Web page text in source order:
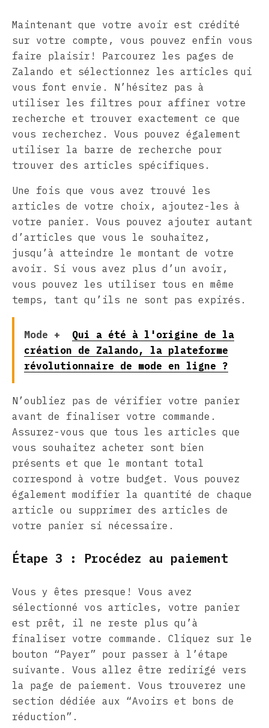
Maintenant que votre avoir est crédité
sur votre compte, vous pouvez enfin vous
faire plaisir! Parcourez les pages de
Zalando et sélectionnez les articles qui
vous font envie. N’hésitez pas à
utiliser les filtres pour affiner votre
recherche et trouver exactement ce que
vous recherchez. Vous pouvez également
utiliser la barre de recherche pour
trouver des articles spécifiques.
Une fois que vous avez trouvé les
articles de votre choix, ajoutez-les à
votre panier. Vous pouvez ajouter autant
d’articles que vous le souhaitez,
jusqu’à atteindre le montant de votre
avoir. Si vous avez plus d’un avoir,
vous pouvez les utiliser tous en même
temps, tant qu’ils ne sont pas expirés.
Mode +
Qui a été à l'origine de la
création de Zalando, la plateforme
révolutionnaire de mode en ligne ?
N’oubliez pas de vérifier votre panier
avant de finaliser votre commande.
Assurez-vous que tous les articles que
vous souhaitez acheter sont bien
présents et que le montant total
correspond à votre budget. Vous pouvez
également modifier la quantité de chaque
article ou supprimer des articles de
votre panier si nécessaire.
Étape 3 : Procédez au paiement
Vous y êtes presque! Vous avez
sélectionné vos articles, votre panier
est prêt, il ne reste plus qu’à
finaliser votre commande. Cliquez sur le
bouton “Payer” pour passer à l’étape
suivante. Vous allez être redirigé vers
la page de paiement. Vous trouverez une
section dédiée aux “Avoirs et bons de
réduction”.